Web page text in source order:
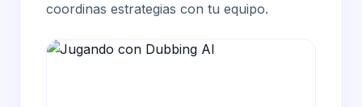
coordinas estrategias con tu equipo.